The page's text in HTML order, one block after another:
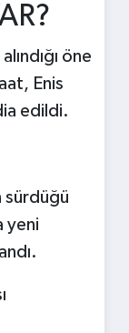
öne
Enis
edildi.
sürdüğü
yeni